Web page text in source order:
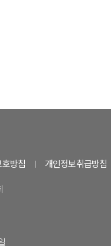
방침 개인정보취급방침